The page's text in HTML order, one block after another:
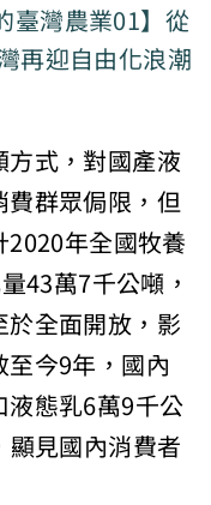
臺灣農業01】從
再迎自由化浪潮
式，對國產液
群眾侷限，但
年全國牧養
43萬7千公噸，
全面開放，影
今9年，國內
態乳6萬9千公
見國內消費者